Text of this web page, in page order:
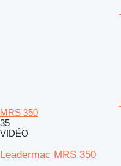
MRS 350
35
VIDÉO
Leadermac MRS 350